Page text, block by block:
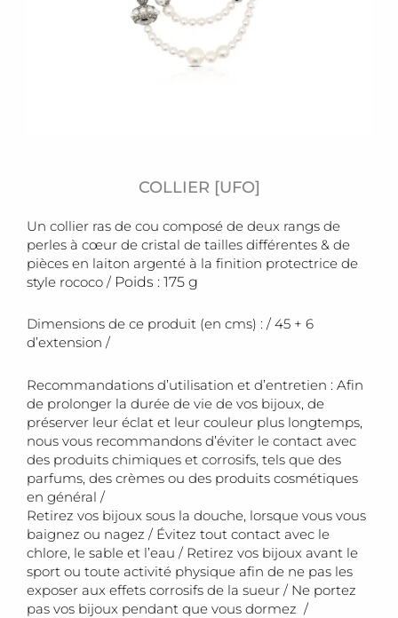
COLLIER [UFO]
Un collier ras de cou composé de deux rangs de
perles à cœur de cristal de tailles différentes & de
pièces en laiton argenté à la finition protectrice de
style rococo / Poids : 175 g
Dimensions de ce produit (en cms) : / 45 + 6
d’extension /
Recommandations d’utilisation et d’entretien : Afin
de prolonger la durée de vie de vos bijoux, de
préserver leur éclat et leur couleur plus longtemps,
nous vous recommandons d’éviter le contact avec
des produits chimiques et corrosifs, tels que des
parfums, des crèmes ou des produits cosmétiques
en général /
Retirez vos bijoux sous la douche, lorsque vous vous
baignez ou nagez / Évitez tout contact avec le
chlore, le sable et l’eau / Retirez vos bijoux avant le
sport ou toute activité physique afin de ne pas les
exposer aux effets corrosifs de la sueur / Ne portez
pas vos bijoux pendant que vous dormez /